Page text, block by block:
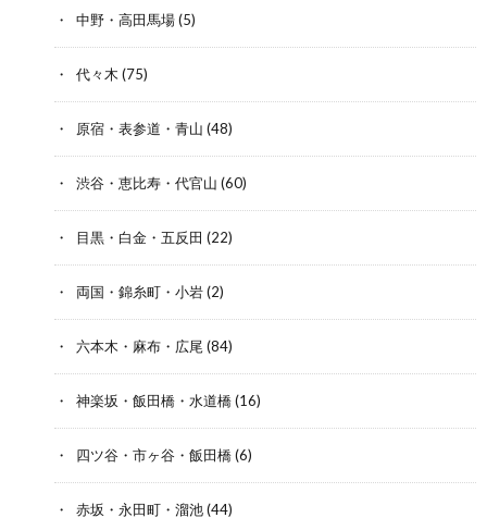
中野・高田馬場(5)
代々木 (75)
原宿・表参道・青山 (48)
渋谷・恵比寿・代官山 (60)
目黒・白金・五反田 (22)
両国・錦糸町・小岩(2)
六本木・麻布・広尾 (84)
神楽坂・飯田橋・水道橋(16)
四ツ谷・市ヶ谷・飯田橋(6)
赤坂・永田町・溜池(44)